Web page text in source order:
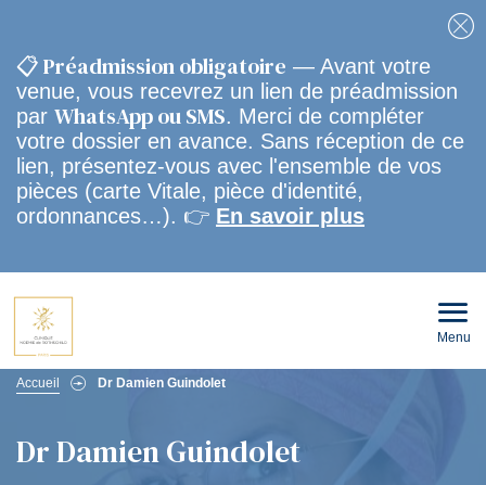
📋 Préadmission obligatoire — Avant votre
venue, vous recevrez un lien de préadmission
par WhatsApp ou SMS. Merci de compléter
votre dossier en avance. Sans réception de ce
lien, présentez-vous avec l'ensemble de vos
pièces (carte Vitale, pièce d'identité,
ordonnances…). 👉 En savoir plus
Menu
menu
Fil
d'Ariane
Accueil Dr Damien Guindolet
Dr Damien Guindolet